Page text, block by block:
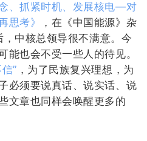
、抓紧时机、发展核电—对
思考》
，在《中国能源》杂
中核总领导很不满意。今
能也会不受一些人的待见。
” ，为了民族复兴理想，为
必须要说真话、说实话、说
文章也同样会唤醒更多的